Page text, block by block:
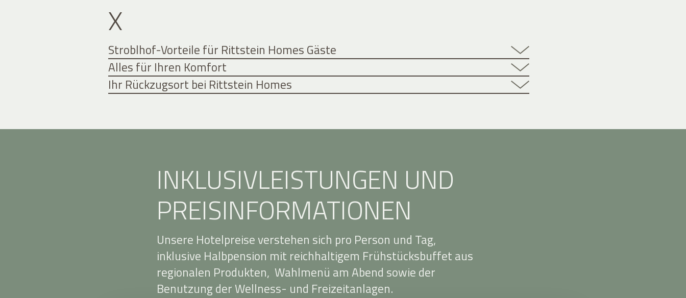
X
Stroblhof-Vorteile für Rittstein Homes Gäste
Alles für Ihren Komfort
Ihr Rückzugsort bei Rittstein Homes
INKLUSIVLEISTUNGEN UND
PREISINFORMATIONEN
Unsere Hotelpreise verstehen sich pro Person und Tag,
inklusive Halbpension mit reichhaltigem Frühstücksbuffet aus
regionalen Produkten, Wahlmenü am Abend sowie der
Benutzung der Wellness- und Freizeitanlagen.